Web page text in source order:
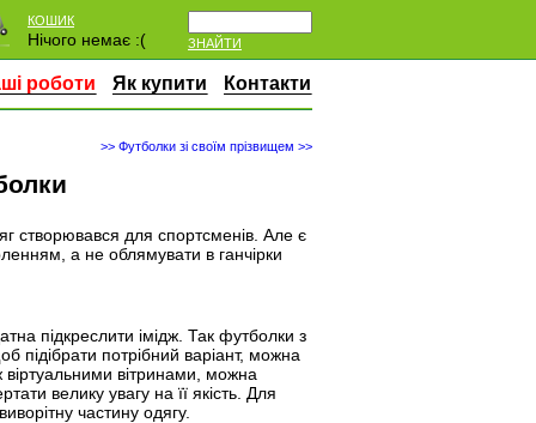
ЗНАЙТИ
КОШИК
Нічого немає :(
роботи Як купити Контакти
>> Футболки зі своїм прізвищем >>
створювався для спортсменів. Але є
а не облямувати в ганчірки
підкреслити імідж. Так футболки з
підібрати потрібний варіант, можна
вітринами, можна
велику увагу на її якість. Для
частину одягу.